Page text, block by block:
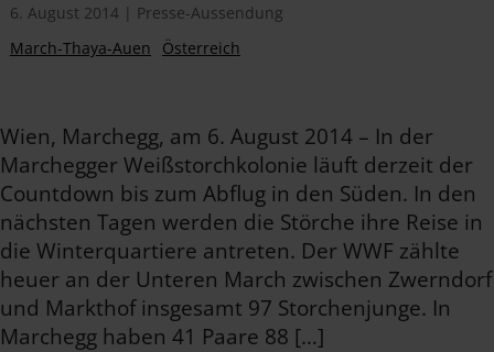
6. August 2014| Presse-Aussendung
March-Thaya-Auen
Österreich
Wien, Marchegg, am 6. August 2014 – In der
Marchegger Weißstorchkolonie läuft derzeit der
Countdown bis zum Abflug in den Süden. In den
nächsten Tagen werden die Störche ihre Reise in
die Winterquartiere antreten. Der WWF zählte
heuer an der Unteren March zwischen Zwerndorf
und Markthof insgesamt 97 Storchenjunge. In
Marchegg haben 41 Paare 88 […]